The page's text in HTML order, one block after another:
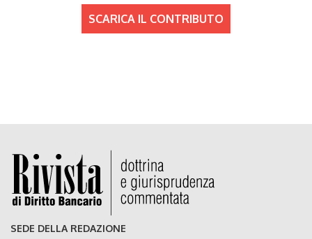
SCARICA IL CONTRIBUTO
SEDE DELLA REDAZIONE